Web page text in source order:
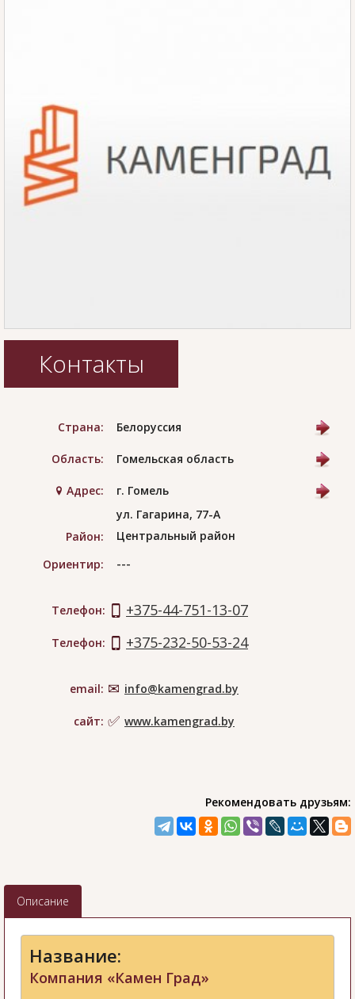
Контакты
Страна: Белоруссия
Область: Гомельская область
Адрес:
г. Гомель
ул. Гагарина, 77-А
Район:
Центральный район
Ориентир:
---
Телефон: +375-44-751-13-07
Телефон: +375-232-50-53-24
email: info@kamengrad.by
сайт: www.kamengrad.by
Рекомендовать друзьям:
Описание
Название:
Компания «Камен Град»